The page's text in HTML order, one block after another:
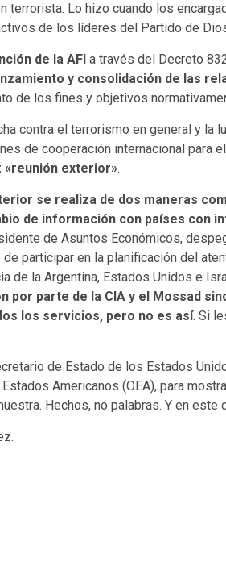
Lo hizo cuando los
de los líderes del Partido de
de la AFI a través del Decreto
y consolidación de las
de los fines y objetivos
contra el terrorismo en general y
de cooperación internacional para
«reunión exterior».
se realiza de dos maneras
de información con países con
de Asuntos Económicos,
participar en la planificación del
la Argentina, Estados Unidos e
parte de la CIA y el Mossad
los servicios, pero no es así. Si
de Estado de los Estados
Americanos (OEA), para
Hechos, no palabras. Y en este